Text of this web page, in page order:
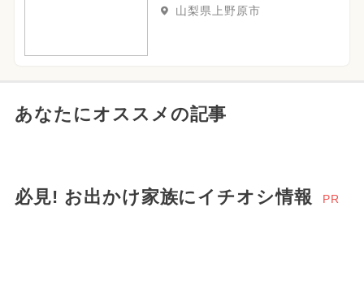
山梨県上野原市
あなたにオススメの記事
必見! お出かけ家族にイチオシ情報 PR